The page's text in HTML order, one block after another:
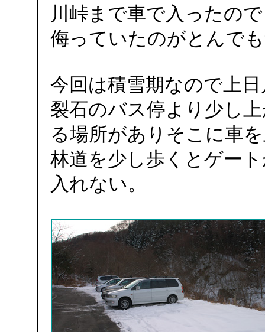
川峠まで車で入ったの
侮っていたのがとんで
今回は積雪期なので上
裂石のバス停より少し
る場所がありそこに車
林道を少し歩くとゲー
入れない。